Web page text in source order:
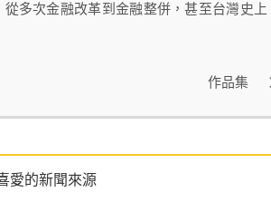
多次金融改革到金融整併，甚至台灣史上
作品集
愛的新聞來源